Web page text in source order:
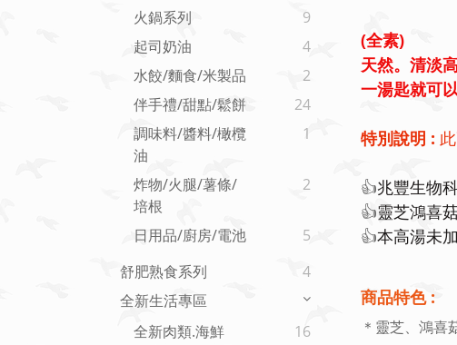
火鍋系列
9
起司奶油
4
水餃/麵食/米製品
2
伴手禮/甜點/鬆餅
24
調味料/醬料/橄欖
油
1
炸物/火腿/薯條/
培根
2
日用品/廚房/電池
5
舒肥熟食系列
4
全新生活專區
全新肉類.海鮮
16
(全素)
天然。清淡
一湯匙就可
特別說明 :
👍兆豐生物
👍靈芝鴻喜
👍本高湯未
商品特色 :
＊靈芝、鴻喜